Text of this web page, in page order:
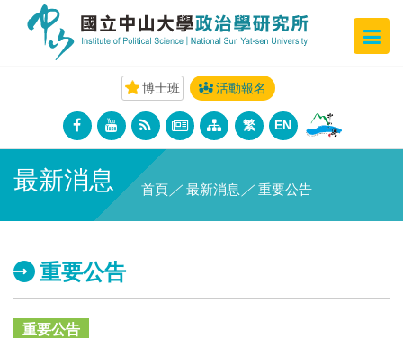
博士班 活動報名
繁 EN
最新消息 首頁 ／ 最新消息 ／ 重要公告
重要公告
重要公告